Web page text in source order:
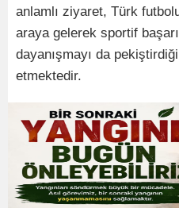
anlamlı ziyaret, Türk
araya gelerek sportif
dayanışmayı da
etmektedir.